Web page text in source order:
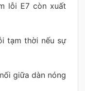
lỗi E7 còn xuất
tạm thời nếu sự
giữa dàn nóng